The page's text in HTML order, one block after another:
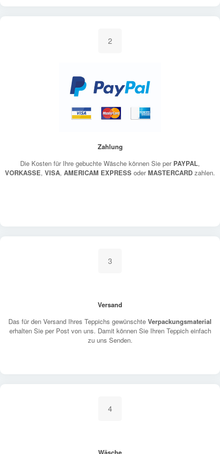
2
Zahlung
Die Kosten für Ihre gebuchte Wäsche können Sie per PAYPAL,
VORKASSE, VISA, AMERICAM EXPRESS oderMASTERCARD zahlen.
3
Versand
Das für den Versand Ihres Teppichs gewünschte Verpackungsmaterial
erhalten Sie per Post von uns. Damit können Sie Ihren Teppich einfach
zu uns Senden.
4
Wäsche